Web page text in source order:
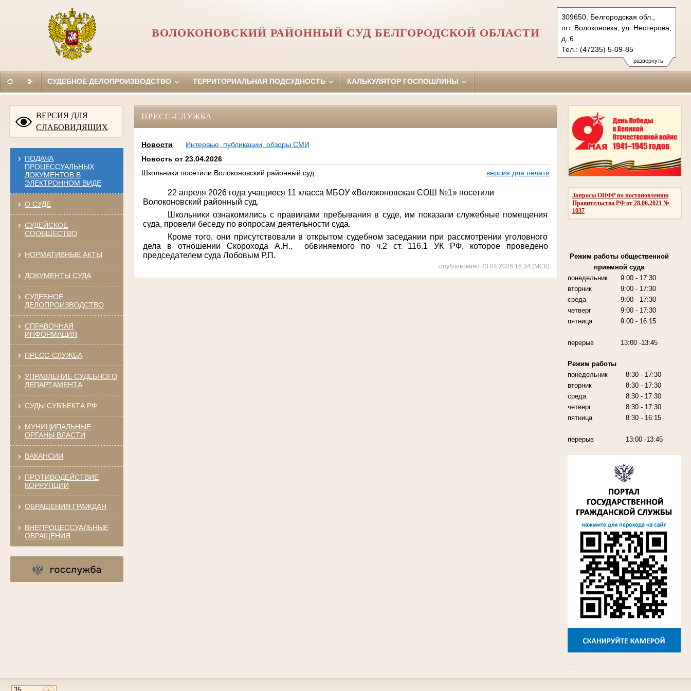
развернуть
309650, Белгородская обл.,
пгт. Волоконовка, ул. Нестерова,
д. 6
Тел.: (47235) 5-09-85
volokonovsky.blg@sudrf.ru
ВОЛОКОНОВСКИЙ РАЙОННЫЙ СУД БЕЛГОРОДСКОЙ ОБЛАСТИ
СУДЕБНОЕ ДЕЛОПРОИЗВОДСТВО ТЕРРИТОРИАЛЬНАЯ ПОДСУДНОСТЬ КАЛЬКУЛЯТОР ГОСПОШЛИНЫ
ВЕРСИЯ ДЛЯ
СЛАБОВИДЯЩИХ
ПОДАЧА
ПРОЦЕССУАЛЬНЫХ
ДОКУМЕНТОВ В
ЭЛЕКТРОННОМ ВИДЕ
О СУДЕ
СУДЕЙСКОЕ
СООБЩЕСТВО
НОРМАТИВНЫЕ АКТЫ
ДОКУМЕНТЫ СУДА
СУДЕБНОЕ
ДЕЛОПРОИЗВОДСТВО
СПРАВОЧНАЯ
ИНФОРМАЦИЯ
ПРЕСС-СЛУЖБА
УПРАВЛЕНИЕ СУДЕБНОГО
ДЕПАРТАМЕНТА
СУДЫ СУБЪЕКТА РФ
МУНИЦИПАЛЬНЫЕ
ОРГАНЫ ВЛАСТИ
ВАКАНСИИ
ПРОТИВОДЕЙСТВИЕ
КОРРУПЦИИ
ОБРАЩЕНИЯ ГРАЖДАН
ВНЕПРОЦЕССУАЛЬНЫЕ
ОБРАЩЕНИЯ
Запросы ОПФР по постановлению
Правительства РФ от 28.06.2021 №
1037
Режим работыобщественной
приемной суда
понедельник
вторник
среда
четверг
пятница
9:00 - 17:30
9:00 - 17:30
9:00 - 17:30
9:00 - 17:30
9:00 - 16:15
перерыв 13:00 -13:45
Режим работы
понедельник
вторник
среда
четверг
пятница
перерыв
8:30 - 17:30
8:30 - 17:30
8:30 - 17:30
8:30 - 17:30
8:30 - 16:15
13:00 -13:45
ПРЕСС-СЛУЖБА
Новости
Интервью, публикации, обзоры СМИ
Новость от 23.04.2026
Школьники посетили Волоконовский районный суд.
версия для печати
22 апреля 2026 года учащиеся 11 класса МБОУ «Волоконовская СОШ №1» посетили
Волоконовский районный суд.
Школьникиознакомились с правилами пребывания в суде, им показали служебные помещения
суда, провели беседу по вопросам деятельности суда.
Кроме того, они присутствовали в открытом судебном заседании при рассмотрении уголовного
дела в отношении Скорохода А.Н.,
обвиняемого по ч.2 ст. 116.1 УК РФ, которое проведено
председателем суда Лобовым Р.П.
опубликовано 23.04.2026 16:34 (МСК)